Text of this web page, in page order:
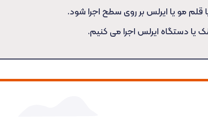
قلم مو یا ایرلس بر روی سطح اجرا شود.